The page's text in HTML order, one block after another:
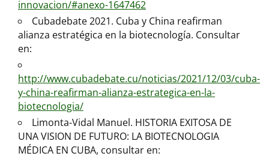
innovacion/#anexo-1647462
Cubadebate 2021. Cuba y China reafirman
alianza estratégica en la biotecnología. Consultar
en:
http://www.cubadebate.cu/noticias/2021/12/03/cuba-
y-china-reafirman-alianza-estrategica-en-la-
biotecnologia/
Limonta-Vidal Manuel. HISTORIA EXITOSA DE
UNA VISION DE FUTURO: LA BIOTECNOLOGIA
MÉDICA EN CUBA, consultar en: